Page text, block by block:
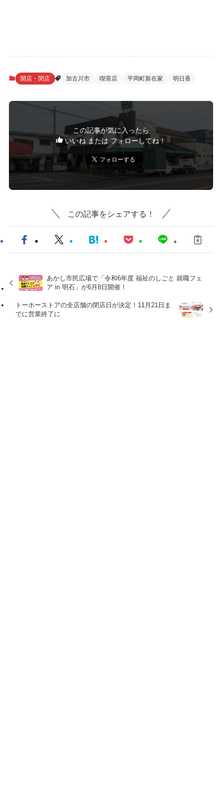
開店・閉店 加古川市 喫茶店 平岡町新在家 明日香
この記事が気に入ったら
いいね または フォローしてね！
この記事をシェアする！
あかし市民広場で「令和6年度 福祉のしごと 就職フェ
ア in 明石」が6月8日開催！
トーホーストアの全店舗の閉店日が決定！11月21日ま
でに営業終了に